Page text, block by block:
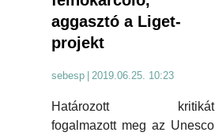
aggasztó a Liget-
projekt
sebesp | 2019.06.25. 10:23
Határozott kritikát
fogalmazott meg az Unesco